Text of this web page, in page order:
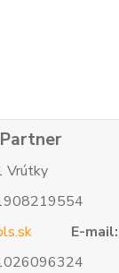
Vrútky
E-mail: